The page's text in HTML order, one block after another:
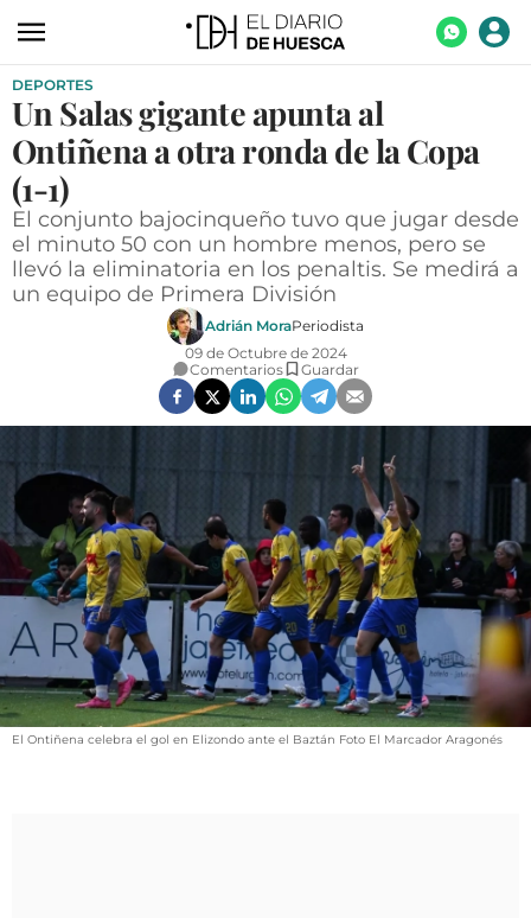
ACTUALIDAD
ECONOMÍA
TECNOLOGÍA
TURISMO
AGROALIMENTACIÓN
DEPORTES
GALERÍAS
VÍDEOS
CONTACTAR
FIESTAS EN EL ALTO ARAGÓN
FIESTAS DE SAN LORENZO
AGENDA
DEPORTES
Un Salas gigante apunta al
Ontiñena a otra ronda de la Copa
(1-1)
El conjunto bajocinqueño tuvo que jugar desde
el minuto 50 con un hombre menos, pero se
llevó la eliminatoria en los penaltis. Se medirá a
un equipo de Primera División
Adrián MoraPeriodista
09 de Octubre de 2024
Comentarios
Guardar
El Ontiñena celebra el gol en Elizondo ante el Baztán Foto El Marcador Aragonés